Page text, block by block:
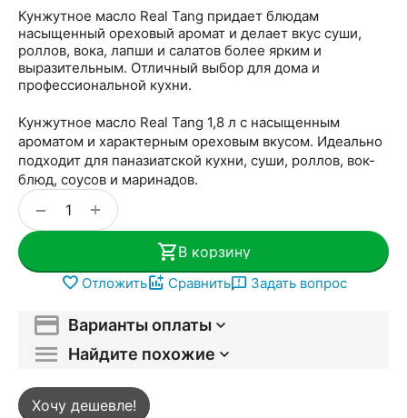
Кунжутное масло Real Tang придает блюдам
насыщенный ореховый аромат и делает вкус суши,
роллов, вока, лапши и салатов более ярким и
выразительным. Отличный выбор для дома и
профессиональной кухни.
Кунжутное масло Real Tang 1,8 л с насыщенным
ароматом и характерным ореховым вкусом. Идеально
подходит для паназиатской кухни, суши, роллов, вок-
блюд, соусов и маринадов.
+
−
В корзину
Отложить Сравнить Задать вопрос
Варианты оплаты
Найдите похожие
Хочу дешевле!